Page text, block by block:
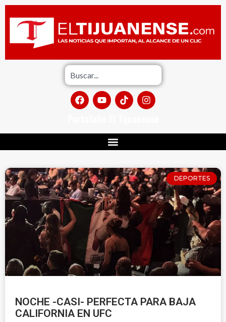
DEPORTES
NOCHE -CASI- PERFECTA PARA BAJA
CALIFORNIA EN UFC